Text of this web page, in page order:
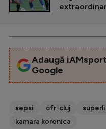
Adaugă
Google
sepsi cfr-cluj
kamara korenica